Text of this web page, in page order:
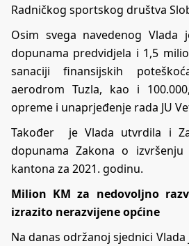
Radničkog sportskog društva
Osim svega navedenog Vlada
dopunama predvidjela i 1,5
sanaciji finansijskih
aerodrom Tuzla, kao i
opreme i unaprjeđenje rada JU
Također je Vlada utvrdila i
dopunama Zakona o izvršenju
kantona za 2021. godinu.
Milion KM za nedovoljno
izrazito nerazvijene općine
Na danas održanoj sjednici